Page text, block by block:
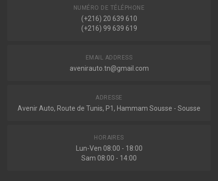
NUMÉRO DE TÉLÉPHONE
(+216) 20 639 610
(+216) 99 639 619
EMAIL ADDRESS
avenirauto.tn@gmail.com
ADRESSE
Avenir Auto, Route de Tunis, P1, Hammam Sousse - Sousse
HORAIRES
Lun-Ven 08:00 - 18:00
Sam 08:00 - 14:00